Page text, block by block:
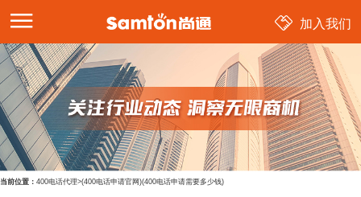
加入我们
当前位置： 400电话代理>(400电话申请官网)(400电话申请需要多少钱)